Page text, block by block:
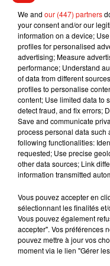
chef de l'Etat
place.
Musique
7
7
We and our (447) partners
your consent and/or our
information on a device;
profiles for personalised
advertising; Measure
performance; Understand
of data from different
profiles to personalise
content; Use limited data to
detect fraud, and fix errors;
Save and communicate
process personal data such
following functionalities:
requested; Use precise
other data sources; Link
information transmitted
Vous pouvez accepter en
sélectionnant les finalités
Vous pouvez également
accepter". Vos préférences
pouvez mettre à jour vos
moment via le lien "Gérer